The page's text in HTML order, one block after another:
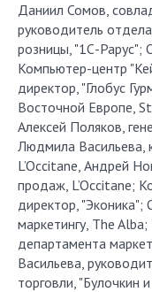
Даниил Сомов,
руководитель
розницы, "1С-Рарус";
Компьютер-центр
директор, "Глобус
Восточной Европе,
Алексей Поляков,
Людмила Васильева,
L’Occitane, Андрей
продаж, L’Occitane;
директор, "Эконика";
маркетингу, The
департамента
Васильева,
торговли, "Булочкин